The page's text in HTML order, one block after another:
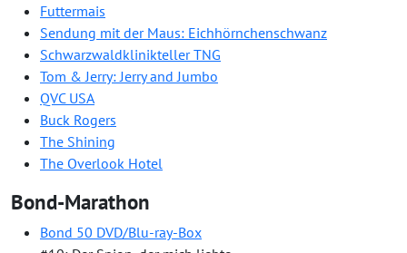
Futtermais
Sendung mit der Maus: Eichhörnchenschwanz
Schwarzwaldklinikteller TNG
Tom & Jerry: Jerry and Jumbo
QVC USA
Buck Rogers
The Shining
The Overlook Hotel
Bond-Marathon
Bond 50 DVD/Blu-ray-Box